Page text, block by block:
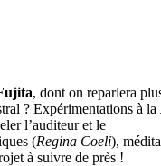
, dont on reparlera
? Expérimentations à la
l’auditeur et le
(Regina Coeli),
à suivre de près !